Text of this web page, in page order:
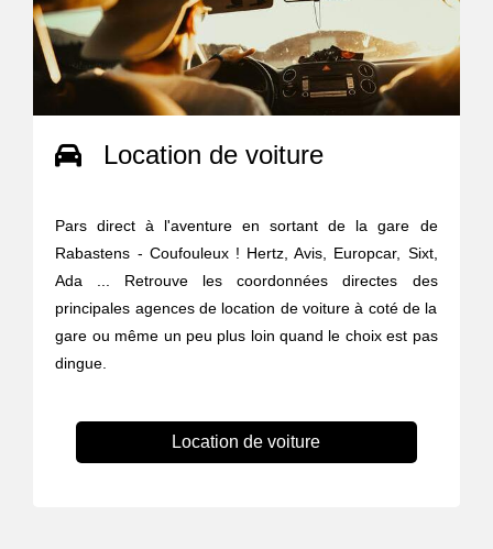
Location de voiture
Pars direct à l'aventure en sortant de la gare de
Rabastens - Coufouleux ! Hertz, Avis, Europcar, Sixt,
Ada ... Retrouve les coordonnées directes des
principales agences de location de voiture à coté de la
gare ou même un peu plus loin quand le choix est pas
dingue.
Location de voiture